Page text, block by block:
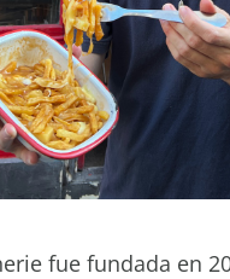
fue fundada en